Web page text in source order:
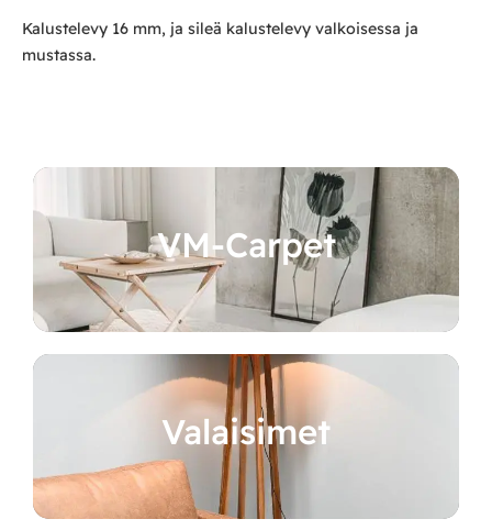
Kalustelevy 16 mm, ja sileä kalustelevy valkoisessa ja
mustassa.
VM-Carpet
Valaisimet